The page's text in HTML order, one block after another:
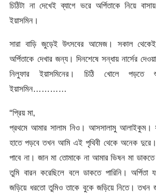
চিঠিটা না দেখেই ব্যাগে ভরে অর্পিতাকে নিয়ে
ইয়াসমিন।
সারা বাড়ি জুড়েই উৎসবের আমেজ। সকাল
অর্পিতাকে দেখার জন্য। দিনশেষে সন্ধায় নার্সের
নিলুফার ইয়াসমিনের। চিঠি খোলে
ইয়াসমিন…………
“প্রিয় মা,
প্রথমে আমার সালাম নিও। আসসালামু আলাইকুম।
হাতে পড়বে তখন আমি এই পৃথিবী থেকে অনেক
পাবে না। জান মা তোমাকে না আমার ভিষন মা
তুমি বারন করেছিলে বলে ডাকতে পারিনি।
জড়িয়ে ধরতো তুমিও তাকে বুকে জড়িয়ে নিতে। তখন